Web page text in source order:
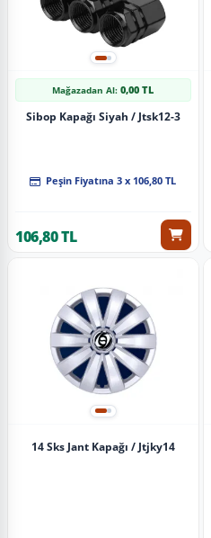
Mağazadan Al:0,00 TL
Sibop Kapağı Siyah / Jtsk12-3
Peşin Fiyatına 3 x 106,80 TL
106,80 TL
14 Sks Jant Kapağı / Jtjky14